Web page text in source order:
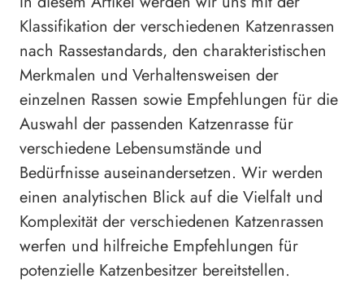
Klassifikation der verschiedenen Katzenrassen
nach Rassestandards, den charakteristischen
Merkmalen und Verhaltensweisen der
einzelnen Rassen sowie Empfehlungen für die
Auswahl der passenden Katzenrasse für
verschiedene Lebensumstände und
Bedürfnisse auseinandersetzen. Wir werden
einen analytischen Blick auf die Vielfalt und
Komplexität der verschiedenen Katzenrassen
werfen und hilfreiche Empfehlungen für
potenzielle Katzenbesitzer bereitstellen.